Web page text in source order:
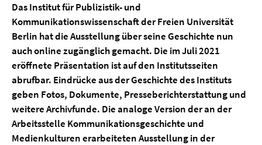
Das Institut für Publizistik- und
Kommunikationswissenschaft der Freien Universität
Berlin hat die Ausstellung über seine Geschichte nun
auch online zugänglich gemacht. Die im Juli 2021
eröffnete Präsentation ist auf den Institutsseiten
abrufbar. Eindrücke aus der Geschichte des Instituts
geben Fotos, Dokumente, Presseberichterstattung und
weitere Archivfunde. Die analoge Version der an der
Arbeitsstelle Kommunikationsgeschichte und
Medienkulturen erarbeiteten Ausstellung in der